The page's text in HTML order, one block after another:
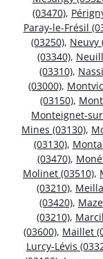
(03470),
Paray-le-Frésil
(03250), Neuvy
(03340),
(03310),
(03000),
(03150),
Monteignet-
Mines (03130),
(03130),
(03470),
Molinet (03510),
(03210),
(03420),
(03210),
(03600), Maillet
Lurcy-Lévis